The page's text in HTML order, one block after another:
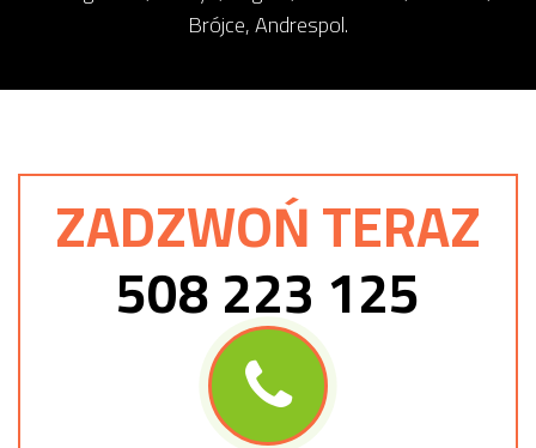
Brójce, Andrespol.
ZADZWOŃ TERAZ
508 223 125